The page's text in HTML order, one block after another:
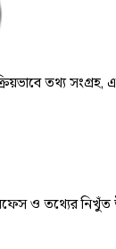
তথ্য
ও তথ্যের নিখুঁত